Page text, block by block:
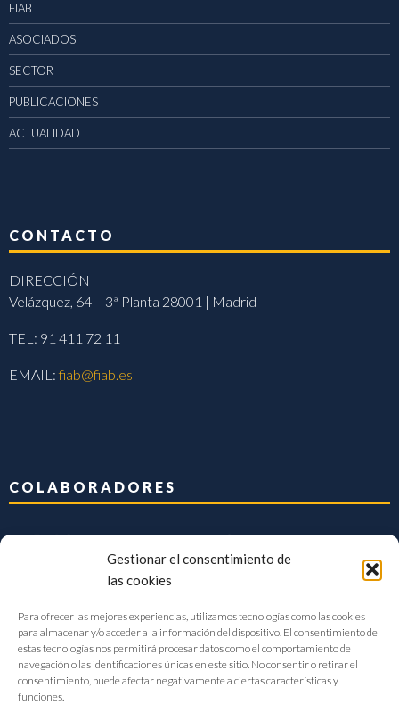
Gestionar el consentimiento de
las cookies
Para ofrecer las mejores experiencias, utilizamos tecnologías como las cookies
para almacenar y/o acceder a la información del dispositivo. El consentimiento de
estas tecnologías nos permitirá procesar datos como el comportamiento de
navegación o las identificaciones únicas en este sitio. No consentir o retirar el
consentimiento, puede afectar negativamente a ciertas características y
funciones.
FIAB
ASOCIADOS
SECTOR
PUBLICACIONES
ACTUALIDAD
CONTACTO
DIRECCIÓN
Velázquez, 64 – 3ª Planta 28001 | Madrid
TEL: 91 411 72 11
EMAIL:fiab@fiab.es
COLABORADORES